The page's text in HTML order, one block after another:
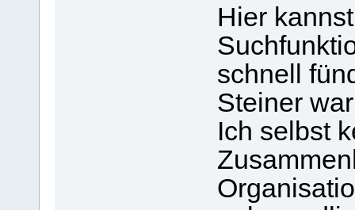
Hier
schnell
Steiner
Ich selbst